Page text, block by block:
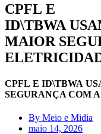
CPFL E
ID\TBWA
MAIOR
CPFL E ID\TBWA
SEGURANÇA COM
By Meio e Midia
maio 14, 2026